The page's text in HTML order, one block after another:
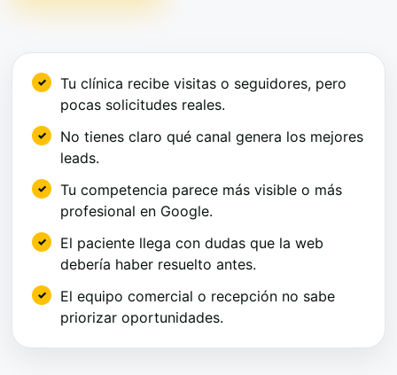
Tu clínica recibe visitas o seguidores, pero
pocas solicitudes reales.
No tienes claro qué canal genera los mejores
leads.
Tu competencia parece más visible o más
profesional en Google.
El paciente llega con dudas que la web
debería haber resuelto antes.
El equipo comercial o recepción no sabe
priorizar oportunidades.